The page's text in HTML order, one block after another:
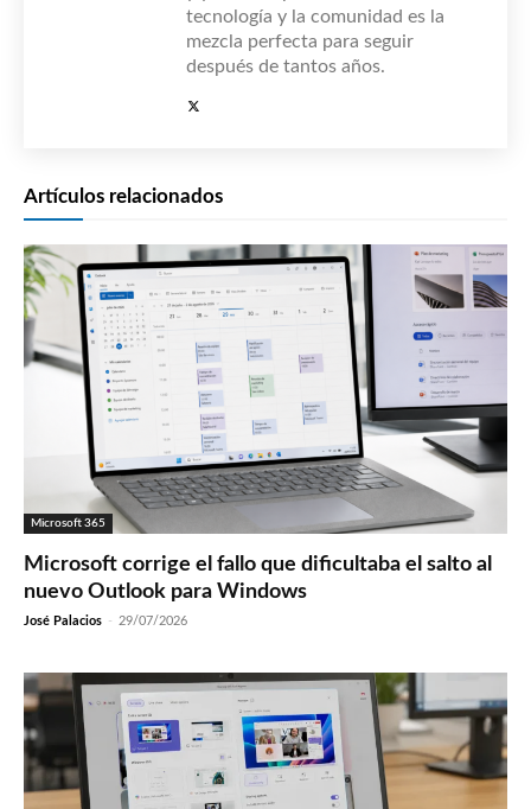
tecnología y la comunidad es la
mezcla perfecta para seguir
después de tantos años.
Artículos relacionados
Microsoft 365
Microsoft corrige el fallo que dificultaba el salto al
nuevo Outlook para Windows
José Palacios - 29/07/2026